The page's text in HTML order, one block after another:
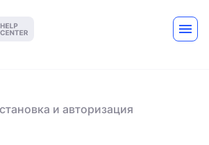
и авторизация